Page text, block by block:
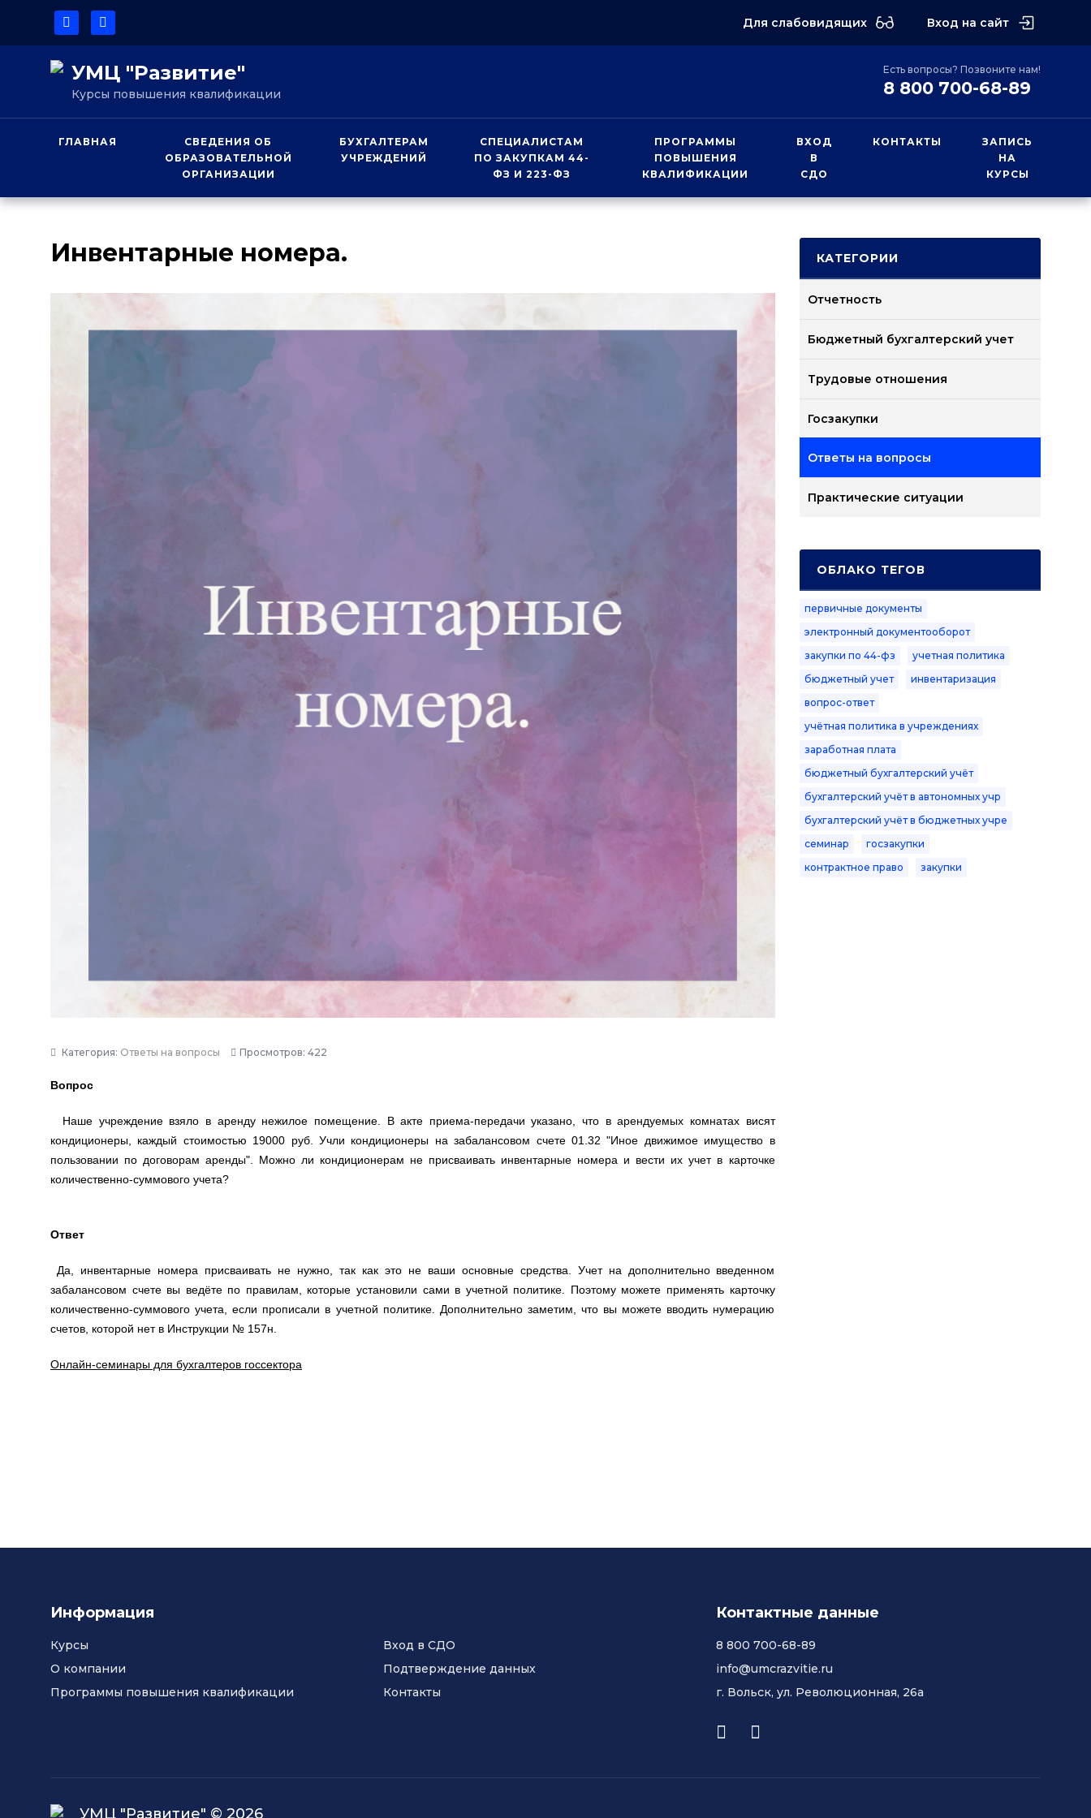
Вход на сайт
Для слабовидящих
УМЦ "Развитие"
Курсы повышения квалификации
Есть вопросы? Позвоните нам!
8 800 700-68-89
ГЛАВНАЯ
СВЕДЕНИЯ ОБ
ОБРАЗОВАТЕЛЬНОЙ
ОРГАНИЗАЦИИ
БУХГАЛТЕРАМ
УЧРЕЖДЕНИЙ
СПЕЦИАЛИСТАМ
ПО ЗАКУПКАМ 44-
ФЗ И 223-ФЗ
ПРОГРАММЫ
ПОВЫШЕНИЯ
КВАЛИФИКАЦИИ
ВХОД
В
СДО
КОНТАКТЫ
ЗАПИСЬ
НА
КУРСЫ
Инвентарные номера.
Категория: Ответы на вопросы Просмотров: 422
Вопрос
Наше учреждение взяло в аренду нежилое помещение. В акте приема-передачи указано, что в арендуемых комнатах висят
кондиционеры, каждый стоимостью 19000 руб. Учли кондиционеры на забалансовом счете 01.32 "Иное движимое имущество в
пользовании по договорам аренды". Можно ли кондиционерам не присваивать инвентарные номера и вести их учет в карточке
количественно-суммового учета?
Ответ
Да, инвентарные номера присваивать не нужно, так как это не ваши основные средства. Учет на дополнительно введенном
забалансовом счете вы ведёте по правилам, которые установили сами в учетной политике. Поэтому можете применять карточку
количественно-суммового учета, если прописали в учетной политике. Дополнительно заметим, что вы можете вводить нумерацию
счетов, которой нет в Инструкции № 157н.
Онлайн-семинары для бухгалтеров госсектора
КАТЕГОРИИ
Отчетность
Бюджетный бухгалтерский учет
Трудовые отношения
Госзакупки
Ответы на вопросы
Практические ситуации
ОБЛАКО ТЕГОВ
первичные документы
электронный документооборот
закупки по 44-фз
учетная политика
бюджетный учет
инвентаризация
вопрос-ответ
учётная политика в учреждениях
заработная плата
бюджетный бухгалтерский учёт
бухгалтерский учёт в автономных учр
бухгалтерский учёт в бюджетных учре
семинар
госзакупки
контрактное право
закупки
Информация
Курсы
О компании
Программы повышения квалификации
Вход в СДО
Подтверждение данных
Контакты
Контактные данные
8 800 700-68-89
info@umcrazvitie.ru
г. Вольск, ул. Революционная, 26а
УМЦ "Развитие" © 2026